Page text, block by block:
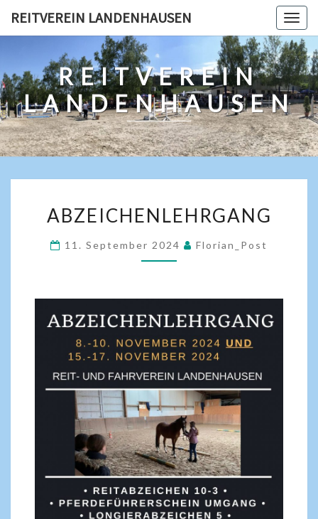
REITVEREIN LANDENHAUSEN
REITVEREIN
LANDENHAUSEN
ABZEICHENLEHRGANG
11. September 2024 Florian_Post